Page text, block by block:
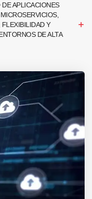
APLICACIONES
Y
DE ALTA